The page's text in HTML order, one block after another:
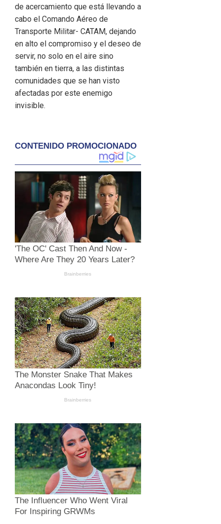
de acercamiento que está llevando a
cabo el Comando Aéreo de
Transporte Militar- CATAM, dejando
en alto el compromiso y el deseo de
servir, no solo en el aire sino
también en tierra, a las distintas
comunidades que se han visto
afectadas por este enemigo
invisible.